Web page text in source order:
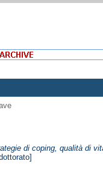
di coping, qualità di